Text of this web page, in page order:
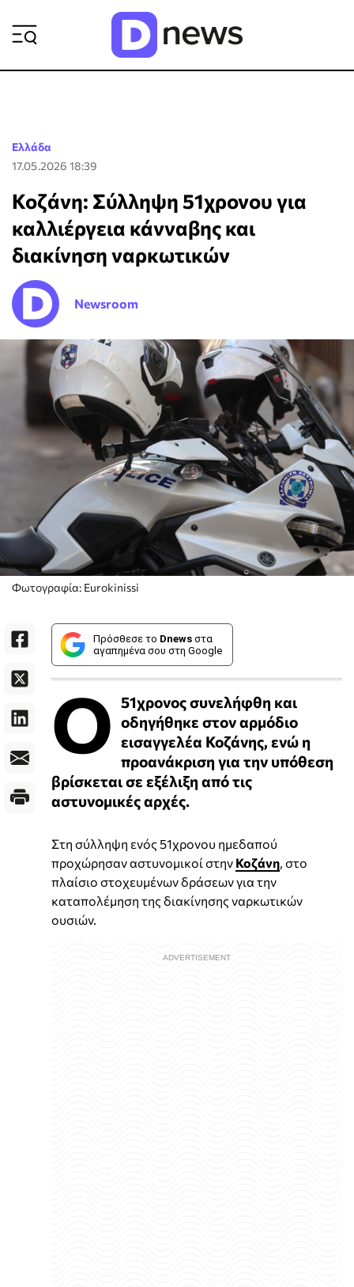
Ελλάδα
17.05.2026 18:39
Κοζάνη: Σύλληψη 51χρονου για
καλλιέργεια κάνναβης και
διακίνηση ναρκωτικών
Newsroom
Φωτογραφία: Eurokinissi
Πρόσθεσε το Dnews στα
αγαπημένα σου στη Google
Ο 51χρονος συνελήφθη και
οδηγήθηκε στον αρμόδιο
εισαγγελέα Κοζάνης, ενώ η
προανάκριση για την υπόθεση
βρίσκεται σε εξέλιξη από τις
αστυνομικές αρχές.
Στη σύλληψη ενός 51χρονου ημεδαπού
προχώρησαν αστυνομικοί στην Κοζάνη , στο
πλαίσιο στοχευμένων δράσεων για την
καταπολέμηση της διακίνησης ναρκωτικών
ουσιών.